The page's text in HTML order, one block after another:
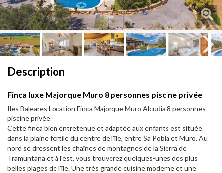
Description
Finca luxe Majorque Muro 8 personnes piscine privée
Iles Baleares Location Finca Majorque Muro Alcudia 8 personnes
piscine privée
Cette finca bien entretenue et adaptée aux enfants est située
dans la plaine fertile du centre de l'île, entre Sa Pobla et Muro. Au
nord se dressent les chaînes de montagnes de la Sierra de
Tramuntana et à l'est, vous trouverez quelques-unes des plus
belles plages de l'île. Une très grande cuisine moderne et une